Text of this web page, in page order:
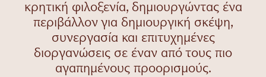
κρητική φιλοξενία, δημιουργώντας ένα
περιβάλλον για δημιουργική σκέψη,
συνεργασία και επιτυχημένες
διοργανώσεις σε έναν από τους πιο
αγαπημένους προορισμούς.